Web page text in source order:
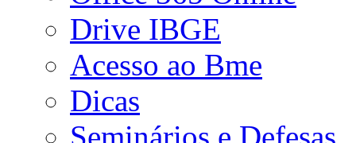
Drive IBGE
Acesso ao Bme
Dicas
Seminários e Defesas